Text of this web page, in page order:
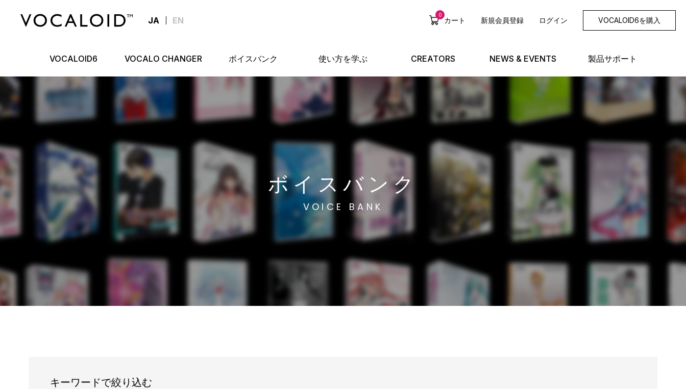
JA EN
0
カート 新規会員登録 ログイン VOCALOID6を購入
VOCALOID6 VOCALO CHANGER ボイスバンク 使い方を学ぶ CREATORS NEWS & EVENTS 製品サポート
ボイスバンク
VOICE BANK
キーワードで絞り込む